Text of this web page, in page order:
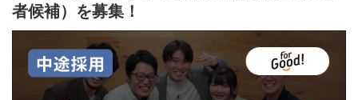
者候補）を募集！